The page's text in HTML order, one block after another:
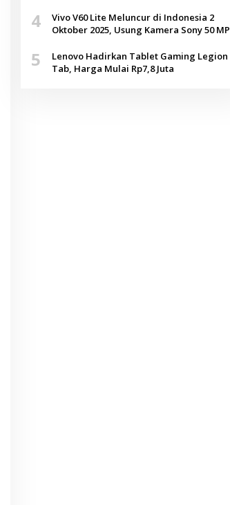
4
Vivo V60 Lite Meluncur di Indonesia 2
Oktober 2025, Usung Kamera Sony 50 MP
5
Lenovo Hadirkan Tablet Gaming Legion
Tab, Harga Mulai Rp7,8 Juta